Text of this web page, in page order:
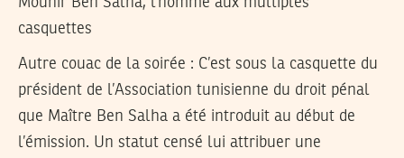
casquettes
Autre couac de la soirée : C’est sous la casquette du
président de l’Association tunisienne du droit pénal
que Maître Ben Salha a été introduit au début de
l’émission. Un statut censé lui attribuer une